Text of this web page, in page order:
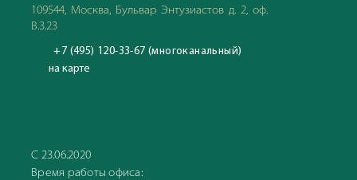
109544, Москва, Бульвар Энтузиастов д. 2, оф.
В.3.23
+7 (495) 120-33-67 (многоканальный)
на карте
С 23.06.2020
Время работы офиса: